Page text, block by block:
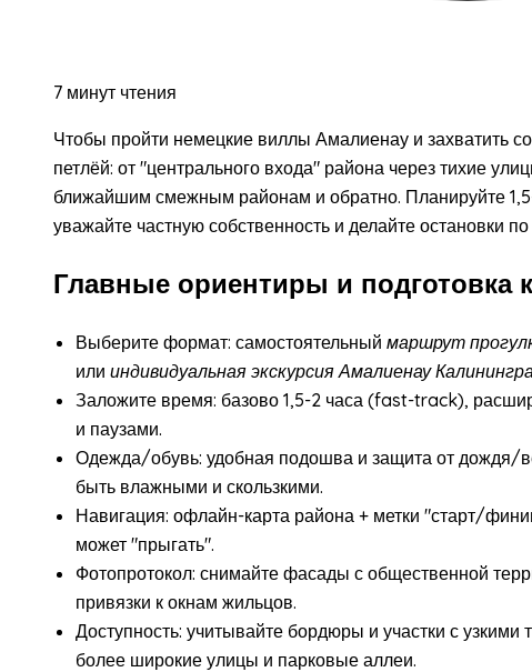
7 минут чтения
Чтобы пройти немецкие виллы Амалиенау и захватить
петлёй: от "центрального входа" района через тихие
ближайшим смежным районам и обратно. Планируйте
уважайте частную собственность и делайте остановки
Главные ориентиры и подготовка
Выберите формат: самостоятельный маршрут
или индивидуальная экскурсия Амалиенау
Заложите время: базово 1,5-2 часа (fast-track),
и паузами.
Одежда/обувь: удобная подошва и защита от дождя/
быть влажными и скользкими.
Навигация: офлайн-карта района + метки "старт/
может "прыгать".
Фотопротокол: снимайте фасады с общественной
привязки к окнам жильцов.
Доступность: учитывайте бордюры и участки с
более широкие улицы и парковые аллеи.